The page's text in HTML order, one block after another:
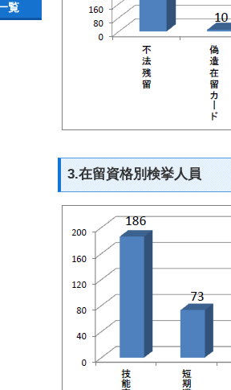
覧
3.在留資格別検挙人員